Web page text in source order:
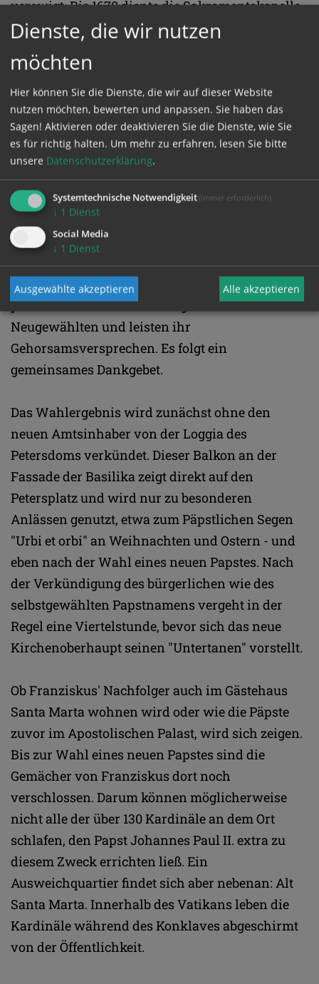
verewigt. Bis 1670 diente die Sakramentskapelle
wie heute die Sixtina als Versammlungsraum für
Die Sakristei der Sixtinischen Kapelle wird im
Zusammenhang mit der Papstwahl auch "Raum
der Tränen" genannt. Hierher zieht sich das neue
Kirchenoberhaupt zurück, legt sein
Kardinalsgewand ab und kleidet sich als Papst
ein. Drei Gewänder in verschiedenen Größen
liegen in der Kammer bereit. Hier ist der Pontifex
noch einmal allein mit seinen Gefühlen, daher
der Name des Zimmers. Danach treten die
wahlberechtigten Kardinäle in ihrer
protokollarischen Reihenfolge vor den
Neugewählten und leisten ihr
Gehorsamsversprechen. Es folgt ein
gemeinsames Dankgebet.
Das Wahlergebnis wird zunächst ohne den
neuen Amtsinhaber von der Loggia des
Petersdoms verkündet. Dieser Balkon an der
Fassade der Basilika zeigt direkt auf den
Petersplatz und wird nur zu besonderen
Anlässen genutzt, etwa zum Päpstlichen Segen
"Urbi et orbi" an Weihnachten und Ostern - und
eben nach der Wahl eines neuen Papstes. Nach
der Verkündigung des bürgerlichen wie des
selbstgewählten Papstnamens vergeht in der
Regel eine Viertelstunde, bevor sich das neue
Kirchenoberhaupt seinen "Untertanen" vorstellt.
Ob Franziskus' Nachfolger auch im Gästehaus
Santa Marta wohnen wird oder wie die Päpste
zuvor im Apostolischen Palast, wird sich zeigen.
Bis zur Wahl eines neuen Papstes sind die
Gemächer von Franziskus dort noch
verschlossen. Darum können möglicherweise
nicht alle der über 130 Kardinäle an dem Ort
schlafen, den Papst Johannes Paul II. extra zu
diesem Zweck errichten ließ. Ein
Ausweichquartier findet sich aber nebenan: Alt
Santa Marta. Innerhalb des Vatikans leben die
Kardinäle während des Konklaves abgeschirmt
von der Öffentlichkeit.
Dienste, die wir nutzen
möchten
Hier können Sie die Dienste, die wir auf dieser Website
nutzen möchten, bewerten und anpassen. Sie haben das
Sagen! Aktivieren oder deaktivieren Sie die Dienste, wie Sie
es für richtig halten. Um mehr zu erfahren, lesen Sie bitte
unsere Datenschutzerklärung.
Systemtechnische Notwendigkeit (immer erforderlich)
↓ 1 Dienst
Social Media
↓ 1 Dienst
Ausgewählte akzeptieren Alle akzeptieren